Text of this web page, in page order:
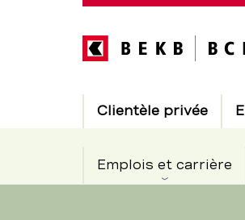
Clientèle privée
Emplois et carrière